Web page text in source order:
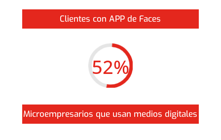
Clientes con APP de Faces
52%
Microempresarios que usan medios digitales